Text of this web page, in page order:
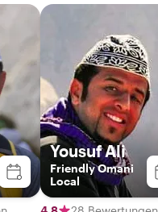
Yousuf Ali
Friendly Omani
Local